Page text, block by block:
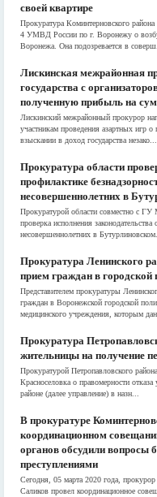
своей квартире
Прокуратура Коминтерновского
4 УМВД России по г. Воронежу о
Воронежа. Она подозревается в
Лискинская межрайонная
государства с
полученную прибыль на
Лискинский межрайонный прокурор
участникам проведения азартных игр
взыскании в доход государства незако...
Прокуратура области
профилактике
несовершеннолетних в
Прокуратурой области совместно с
проверка исполнения
несовершеннолетних в
Прокуратура Ленинского
прием граждан в
Представителем прокуратуры
граждан в Воронежской городской
медицинского учреждения, которым
Прокуратура
жительницы на получение
Прокуратурой Петропавловского
Красноселовка о правомерности
районе (далее управление) в назн...
В прокуратуре
координационном
органов обсудили вопросы
преступлениями
Сегодня, 05 марта 2020 года,
Саликов провел координационное